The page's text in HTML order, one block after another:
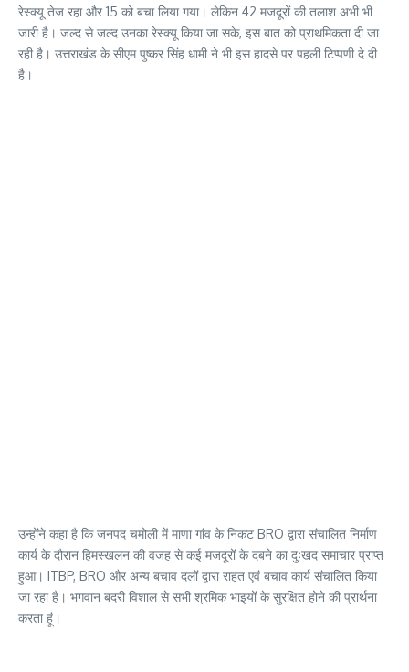
रेस्क्यू तेज रहा और 15 को बचा लिया गया। लेकिन 42 मजदूरों की तलाश अभी भी
जारी है। जल्द से जल्द उनका रेस्क्यू किया जा सके, इस बात को प्राथमिकता दी जा
रही है। उत्तराखंड के सीएम पुष्कर सिंह धामी ने भी इस हादसे पर पहली टिप्पणी दे दी
है।
उन्होंने कहा है कि जनपद चमोली में माणा गांव के निकट BRO द्वारा संचालित निर्माण
कार्य के दौरान हिमस्खलन की वजह से कई मजदूरों के दबने का दुःखद समाचार प्राप्त
हुआ। ITBP, BRO और अन्य बचाव दलों द्वारा राहत एवं बचाव कार्य संचालित किया
जा रहा है। भगवान बदरी विशाल से सभी श्रमिक भाइयों के सुरक्षित होने की प्रार्थना
करता हूं।